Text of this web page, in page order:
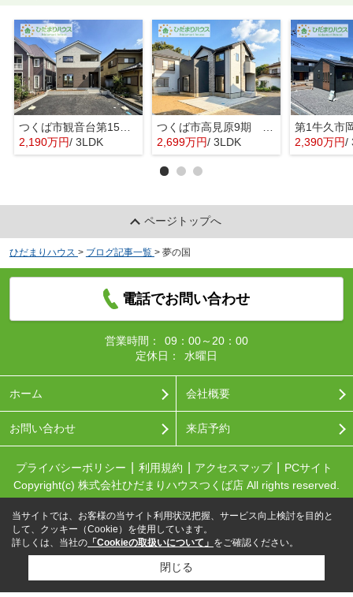
つくば市観音台第15 新築戸建
2,190万円/ 3LDK
2,699万円/ 3LDK 2,390万円/
ページトップへ
ひだまりハウス > ブログ記事一覧 > 夢の国
電話でお問い合わせ
営業時間：
09：00～20：00
定休日：
水曜日
ホーム 会社概要
お問い合わせ 来店予約
プライバシーポリシー 利用規約 アクセスマップ
PCサイト
Copyright(c) 株式会社ひだまりハウスつくば店 All rights reserved.
当サイトでは、お客様の当サイト利用状況把握、サービス向上検討を目的と
して、クッキー（Cookie）を使用しています。
詳しくは、当社の 「Cookieの取扱いについて」 をご確認ください。
閉じる